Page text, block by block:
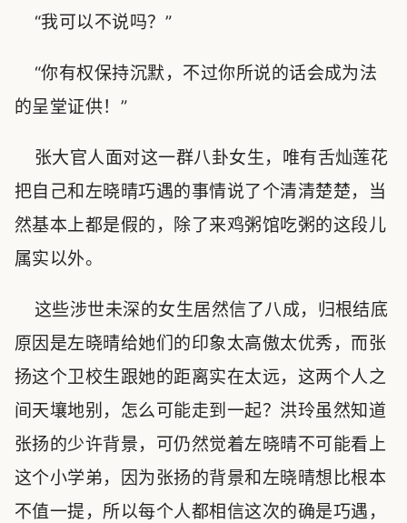
“我可以不说吗？”
“你有权保持沉默，不过你所说的话会成为法
的呈堂证供！”
张大官人面对这一群八卦女生，唯有舌灿莲花
把自己和左晓晴巧遇的事情说了个清清楚楚，当
然基本上都是假的，除了来鸡粥馆吃粥的这段儿
属实以外。
这些涉世未深的女生居然信了八成，归根结底
原因是左晓晴给她们的印象太高傲太优秀，而张
扬这个卫校生跟她的距离实在太远，这两个人之
间天壤地别，怎么可能走到一起？洪玲虽然知道
张扬的少许背景，可仍然觉着左晓晴不可能看上
这个小学弟，因为张扬的背景和左晓晴想比根本
不值一提，所以每个人都相信这次的确是巧遇，